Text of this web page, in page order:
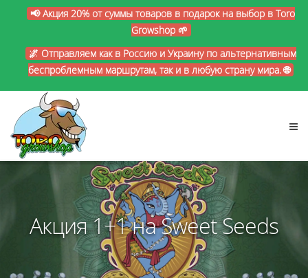
📢 Акция 20% от суммы товаров в подарок на выбор в Toro
Growshop 🌱
🌌 Отправляем как в Россию и Украину по альтернативным
беспроблемным маршрутам, так и в любую страну мира. 🌐
Акция 1+1 на Sweet Seeds